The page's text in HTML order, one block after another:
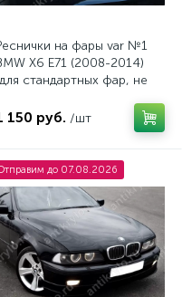
на фары var №1
X6 E71 (2008-2014)
стандартных фар, не
150 руб. /шт
до 07.08.2026